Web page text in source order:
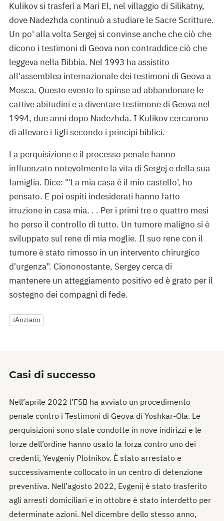
Kulikov si trasferì a Mari El, nel villaggio di Silikatny,
dove Nadezhda continuò a studiare le Sacre Scritture.
Un po' alla volta Sergej si convinse anche che ciò che
dicono i testimoni di Geova non contraddice ciò che
leggeva nella Bibbia. Nel 1993 ha assistito
all'assemblea internazionale dei testimoni di Geova a
Mosca. Questo evento lo spinse ad abbandonare le
cattive abitudini e a diventare testimone di Geova nel
1994, due anni dopo Nadezhda. I Kulikov cercarono
di allevare i figli secondo i princìpi biblici.
La perquisizione e il processo penale hanno
influenzato notevolmente la vita di Sergej e della sua
famiglia. Dice: "'La mia casa è il mio castello', ho
pensato. E poi ospiti indesiderati hanno fatto
irruzione in casa mia. . . Per i primi tre o quattro mesi
ho perso il controllo di tutto. Un tumore maligno si è
sviluppato sul rene di mia moglie. Il suo rene con il
tumore è stato rimosso in un intervento chirurgico
d'urgenza". Ciononostante, Sergey cerca di
mantenere un atteggiamento positivo ed è grato per il
sostegno dei compagni di fede.
Anziano
Casi di successo
Nell’aprile 2022 l’FSB ha avviato un procedimento
penale contro i Testimoni di Geova di Yoshkar-Ola. Le
perquisizioni sono state condotte in nove indirizzi e le
forze dell’ordine hanno usato la forza contro uno dei
credenti, Yevgeniy Plotnikov. È stato arrestato e
successivamente collocato in un centro di detenzione
preventiva. Nell’agosto 2022, Evgenij è stato trasferito
agli arresti domiciliari e in ottobre è stato interdetto per
determinate azioni. Nel dicembre dello stesso anno,